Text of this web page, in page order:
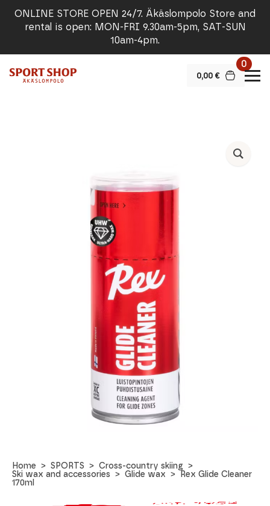
ONLINE STORE OPEN 24/7. Äkäslompolo Store and
rental is open: MON-FRI 9.30am-5pm, SAT-SUN
10am-4pm.
0,00 €
0
Home SPORTS
Cross-country skiing
Ski wax and accessories
Glide wax
Rex Glide Cleaner
170ml